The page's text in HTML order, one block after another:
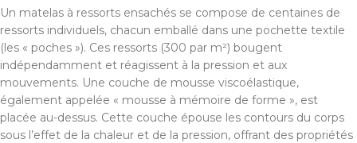
Un matelas à ressorts ensachés se compose de centaines de
ressorts individuels, chacun emballé dans une pochette textile
(les « poches »). Ces ressorts (300 par m²) bougent
indépendamment et réagissent à la pression et aux
mouvements. Une couche de mousse viscoélastique,
également appelée « mousse à mémoire de forme », est
placée au-dessus. Cette couche épouse les contours du corps
sous l’effet de la chaleur et de la pression, offrant des propriétés